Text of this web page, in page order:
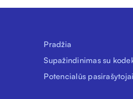
Pradžia
Supažindinimas su
Potencialūs pasirašytojai